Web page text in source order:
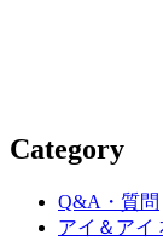
Category
Q&A・質問
アイ＆アイ